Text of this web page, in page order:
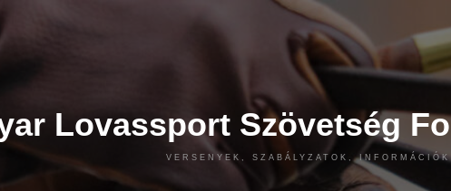
Lovassport Szövetség
VERSENYEK, SZABÁLYZATOK, INFORMÁCIÓK